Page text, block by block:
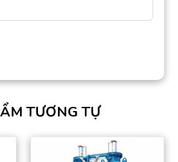
TƯƠNG TỰ